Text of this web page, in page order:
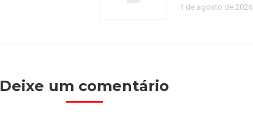
1 de agosto de 2026
Deixe um comentário